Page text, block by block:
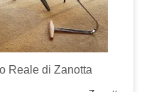
Reale di Zanotta